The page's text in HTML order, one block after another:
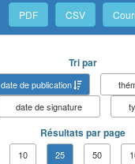
PDF CSV
Tri par
date de publication
date de signature
Résultats par page
10 25 50